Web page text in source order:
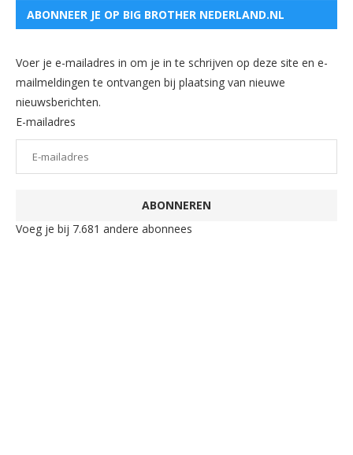
ABONNEER JE OP BIG BROTHER NEDERLAND.NL
Voer je e-mailadres in om je in te schrijven op deze site en e-
mailmeldingen te ontvangen bij plaatsing van nieuwe
nieuwsberichten.
E-mailadres
ABONNEREN
Voeg je bij 7.681 andere abonnees